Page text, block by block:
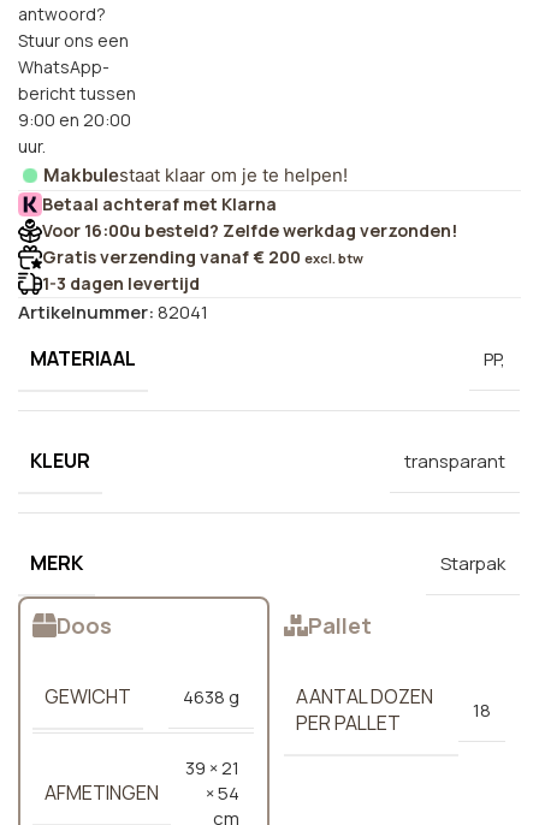
antwoord?
Stuur ons een
WhatsApp-
bericht tussen
9:00 en 20:00
uur.
Makbulestaat klaar om je te helpen!
Betaal achteraf met Klarna
Voor 16:00u besteld? Zelfde werkdag verzonden!
Gratis verzending vanaf € 200 excl. btw
1-3 dagen levertijd
Artikelnummer:82041
MATERIAAL PP,
KLEUR transparant
MERK Starpak
Doos
GEWICHT 4638 g
AFMETINGEN
39 × 21
× 54
cm
Pallet
AANTAL DOZEN
PER PALLET
18